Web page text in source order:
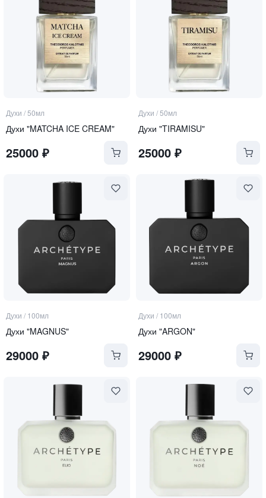
Духи /50мл
Духи "MATCHA ICE CREAM"
25000 ₽
Духи /50мл
Духи "TIRAMISU"
25000₽
Духи / 100мл
Духи "MAGNUS"
29000 ₽
Духи / 100мл
Духи "ARGON"
29000₽